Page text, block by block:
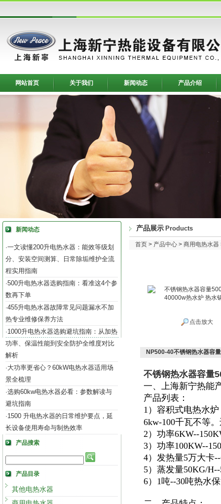
网站首页 关于我们 新闻动态 产品介绍
新闻动态
·一文读懂200升电热水器：能效等级划
分、安装空间测算、日常除垢维护全流
程实用指南
·500升电热水器选购指南：看准这4个参
数再下单
·455升电热水器故障常见问题漏水不加
热专业维修保养方法
·1000升电热水器选购避坑指南：从加热
功率、保温性能到安全防护全维度对比
解析
·大功率更省心？60kW电热水器适用场
景全梳理
·选购60kw电热水器必看：参数解读与
避坑指南
·1500 升电热水器的日常维护要点，延
长设备使用寿命与制热效率
产品搜索
产品目录
其他电热水器
产品展示 Products
首页 > 产品中心 > 商用电热水器
点击放大
NP500-40不锈钢热水器容
不锈钢热水器容量
一、上海新宁热能
产品列表：
1）容积式电热水
6kw-100千瓦不等
2）功率6KW--
3）功率100KW--
4）发热量5万大卡
5）蒸发量50KG/
6）1吨--30吨热水